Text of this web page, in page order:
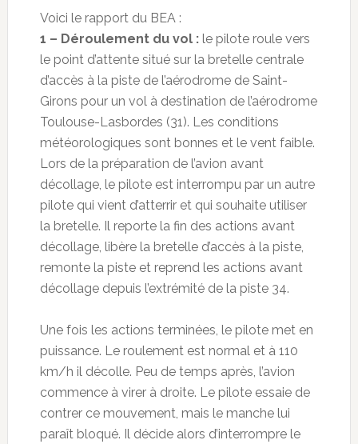
Voici le rapport du BEA :
1 – Déroulement du vol : le pilote roule vers
le point d’attente situé sur la bretelle centrale
d’accès à la piste de l’aérodrome de Saint-
Girons pour un vol à destination de l’aérodrome
Toulouse-Lasbordes (31). Les conditions
météorologiques sont bonnes et le vent faible.
Lors de la préparation de l’avion avant
décollage, le pilote est interrompu par un autre
pilote qui vient d’atterrir et qui souhaite utiliser
la bretelle. Il reporte la fin des actions avant
décollage, libère la bretelle d’accès à la piste,
remonte la piste et reprend les actions avant
décollage depuis l’extrémité de la piste 34.
Une fois les actions terminées, le pilote met en
puissance. Le roulement est normal et à 110
km/h il décolle. Peu de temps après, l’avion
commence à virer à droite. Le pilote essaie de
contrer ce mouvement, mais le manche lui
paraît bloqué. Il décide alors d’interrompre le